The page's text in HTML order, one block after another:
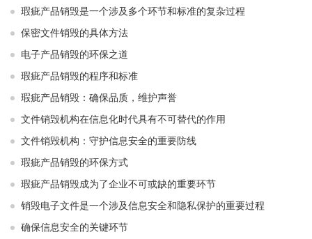
瑕疵产品销毁是一个涉及多个环节和标准的复杂过程
保密文件销毁的具体方法
电子产品销毁的环保之道
瑕疵产品销毁的程序和标准
瑕疵产品销毁：确保品质，维护声誉
文件销毁机构在信息化时代具有不可替代的作用
文件销毁机构：守护信息安全的重要防线
瑕疵产品销毁的环保方式
瑕疵产品销毁成为了企业不可或缺的重要环节
销毁电子文件是一个涉及信息安全和隐私保护的重要过程
确保信息安全的关键环节